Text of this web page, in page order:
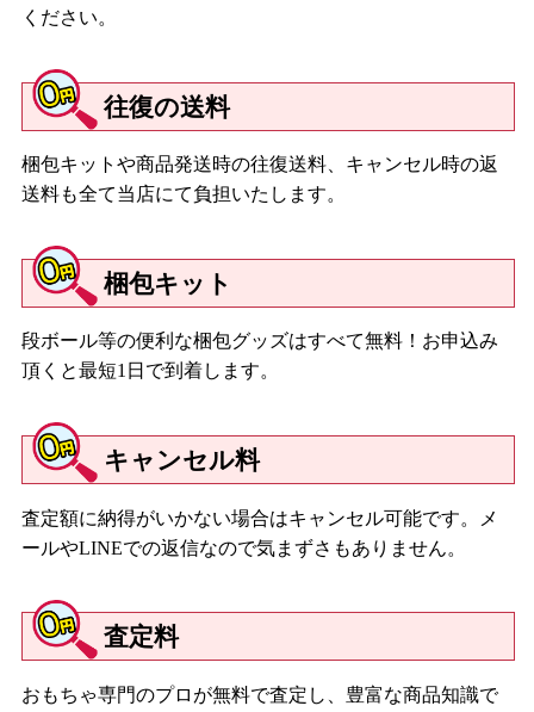
ください。
往復の送料
梱包キットや商品発送時の往復送料、キャンセル時の返
送料も全て当店にて負担いたします。
梱包キット
段ボール等の便利な梱包グッズはすべて無料！お申込み
頂くと最短1日で到着します。
キャンセル料
査定額に納得がいかない場合はキャンセル可能です。メ
ールやLINEでの返信なので気まずさもありません。
査定料
おもちゃ専門のプロが無料で査定し、豊富な商品知識で